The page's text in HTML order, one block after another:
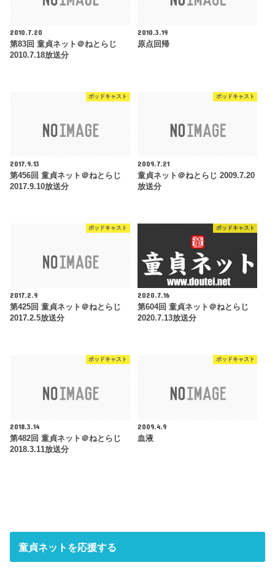
2010.7.20
第83回 童貞ネット＠ねとらじ
2010.7.18放送分
2010.3.19
原点回帰
ポッドキャスト
2017.9.13
第456回 童貞ネット＠ねとらじ
2017.9.10放送分
ポッドキャスト
2009.7.21
童貞ネット＠ねとらじ 2009.7.20
放送分
ポッドキャスト
2017.2.9
第425回 童貞ネット＠ねとらじ
2017.2.5放送分
ポッドキャスト
2020.7.16
第604回 童貞ネット＠ねとらじ
2020.7.13放送分
ポッドキャスト
2018.3.14
第482回 童貞ネット＠ねとらじ
2018.3.11放送分
ポッドキャスト
2009.4.9
血液
童貞ネットを応援する